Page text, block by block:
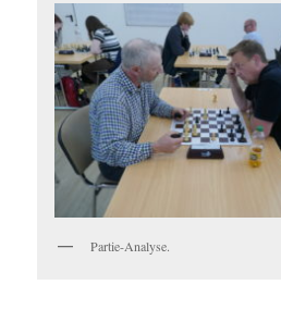
Partie-Analyse.